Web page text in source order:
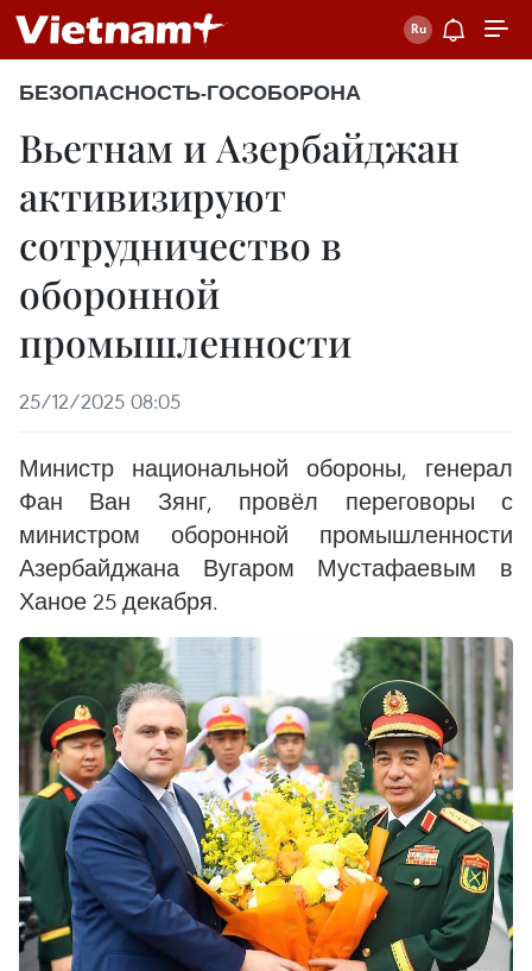
БЕЗОПАСНОСТЬ-ГОСОБОРОНА
Вьетнам и Азербайджан
активизируют
сотрудничество в
оборонной
промышленности
25/12/2025 08:05
Министр национальной обороны, генерал
Фан Ван Зянг, провёл переговоры с
министром оборонной промышленности
Азербайджана Вугаром Мустафаевым в
Ханое 25 декабря.